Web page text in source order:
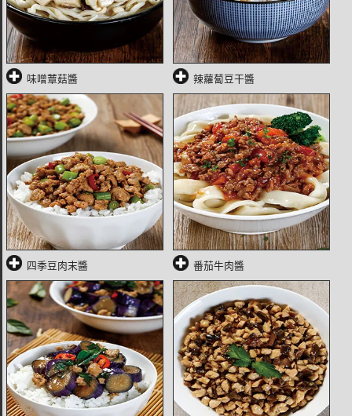
味噌蕈菇醬 辣蘿蔔豆干醬
四季豆肉末醬 番茄牛肉醬